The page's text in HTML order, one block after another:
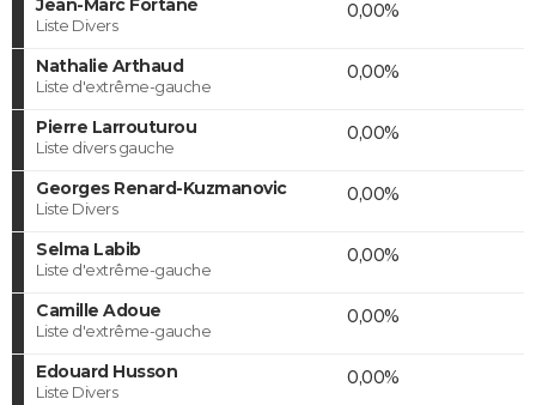
Jean-Marc Fortané
Liste Divers
0,00%
Nathalie Arthaud
Liste d'extrême-gauche
0,00%
Pierre Larrouturou
Liste divers gauche
0,00%
Georges Renard-Kuzmanovic
Liste Divers
0,00%
Selma Labib
Liste d'extrême-gauche
0,00%
Camille Adoue
Liste d'extrême-gauche
0,00%
Edouard Husson
Liste Divers
0,00%